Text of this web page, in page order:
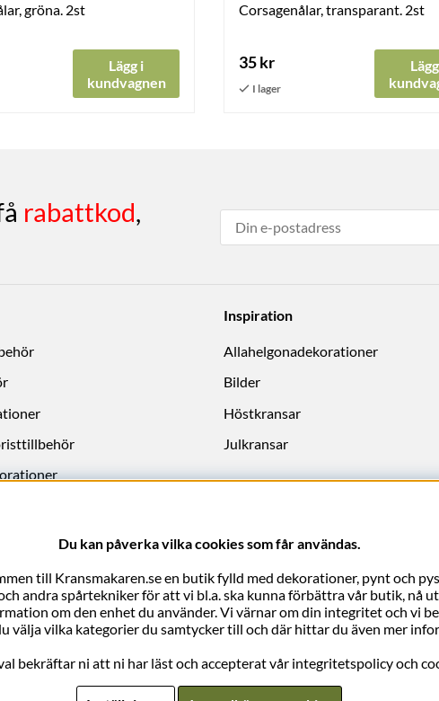
gröna. 2st
Lägg i
kundvagnen
Corsagenålar, transparant. 2st
35 kr
rabattkod,
Inspiration
Allahelgonadekorationer
Bilder
Höstkransar
Julkransar
Du kan påverka vilka cookies som får användas.
till Kransmakaren.se en butik fylld med dekorationer, pynt och
andra spårtekniker för att vi bl.a. ska kunna förbättra vår butik, nå
om den enhet du använder. Vi värnar om din integritet och vi
välja vilka kategorier du samtycker till och där hittar du även mer
bekräftar ni att ni har läst och accepterat vår integritetspolicy och